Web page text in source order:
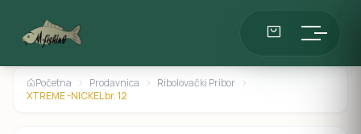
Početna Prodavnica
Ribolovački Pribor
XTREME -NICKEL br. 12